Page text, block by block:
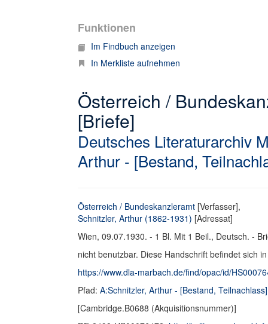
Funktionen
Im Findbuch anzeigen
In Merkliste aufnehmen
Österreich /
[Briefe]
Deutsches Literaturarchiv
Arthur - [Bestand,
Österreich / Bundeskanzleramt [Verfasser],
Schnitzler, Arthur (1862-1931) [Adressat]
Wien, 09.07.1930. - 1 Bl. Mit 1 Beil., Deutsch. -
nicht benutzbar. Diese Handschrift befindet sich
https://www.dla-marbach.de/find/opac/id/
Pfad: A:Schnitzler, Arthur - [Bestand, Teilnachlass]
[Cambridge.B0688 (Akquisitionsnummer)]